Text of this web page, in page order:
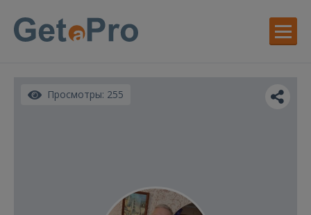
Просмотры: 255